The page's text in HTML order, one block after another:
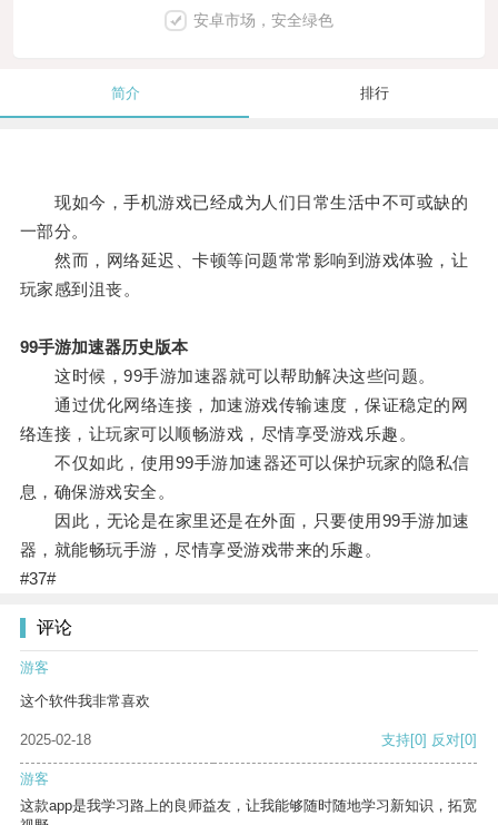
安卓市场，安全绿色
简介 排行
现如今，手机游戏已经成为人们日常生活中不可或缺的
一部分。
然而，网络延迟、卡顿等问题常常影响到游戏体验，让
玩家感到沮丧。
99手游加速器历史版本
这时候，99手游加速器就可以帮助解决这些问题。
通过优化网络连接，加速游戏传输速度，保证稳定的网
络连接，让玩家可以顺畅游戏，尽情享受游戏乐趣。
不仅如此，使用99手游加速器还可以保护玩家的隐私信
息，确保游戏安全。
因此，无论是在家里还是在外面，只要使用99手游加速
器，就能畅玩手游，尽情享受游戏带来的乐趣。
#37#
评论
游客
这个软件我非常喜欢
2025-02-18 支持[0] 反对[0]
游客
这款app是我学习路上的良师益友，让我能够随时随地学习新知识，拓宽